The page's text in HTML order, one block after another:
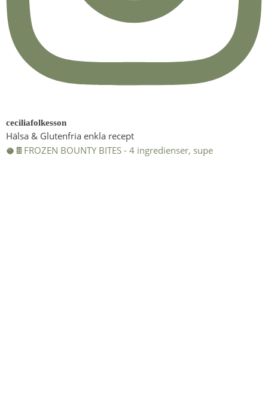
ceciliafolkesson
Hälsa & Glutenfria enkla recept
🥥🍫FROZEN BOUNTY BITES - 4 ingredienser, supe